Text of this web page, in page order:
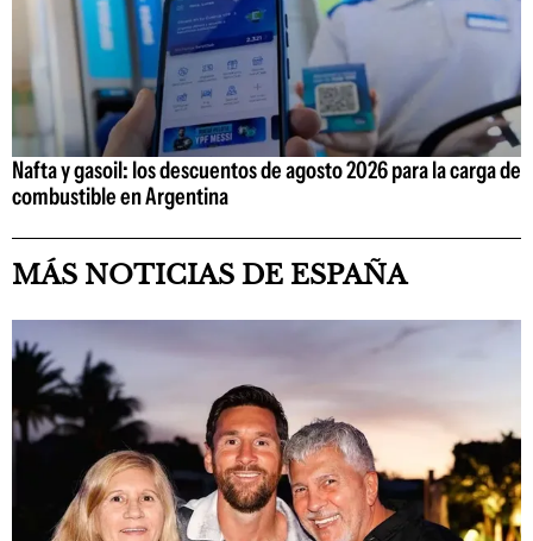
Nafta y gasoil: los descuentos de agosto 2026 para la carga de
combustible en Argentina
MÁS NOTICIAS DE ESPAÑA